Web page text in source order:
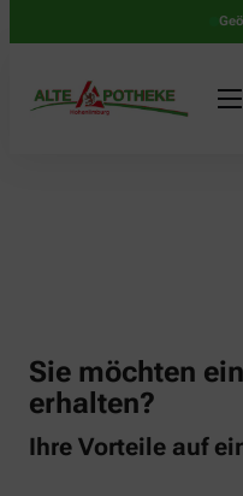
Sie möchten
erhalten?
Ihre Vorteile auf